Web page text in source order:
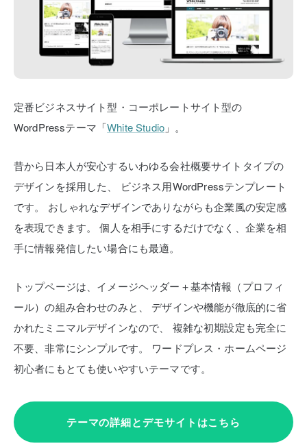
定番ビジネスサイト型・コーポレートサイト型の
WordPressテーマ「White Studio 」。
昔から日本人が安心するいわゆる会社概要サイトタイプの
デザインを採用した、
ビジネス用WordPressテンプレート
です。
おしゃれなデザインでありながらも企業風の安定感
を表現できます。
個人を相手にするだけでなく、企業を相
手に情報発信したい場合にも最適。
トップページは、イメージヘッダー＋基本情報（プロフィ
ール）の組み合わせのみと、
デザインや機能が徹底的に省
かれたミニマルデザインなので、
複雑な初期設定も完全に
不要、非常にシンプルです。
ワードプレス・ホームページ
初心者にもとても使いやすいテーマです。
テーマの詳細とデモサイトはこちら